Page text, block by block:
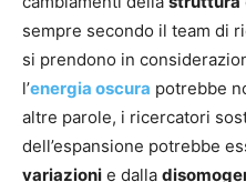
sempre secondo il team di
si prendono in
l’energia oscura potrebbe
altre parole, i ricercatori
dell’espansione potrebbe
variazioni e dalla